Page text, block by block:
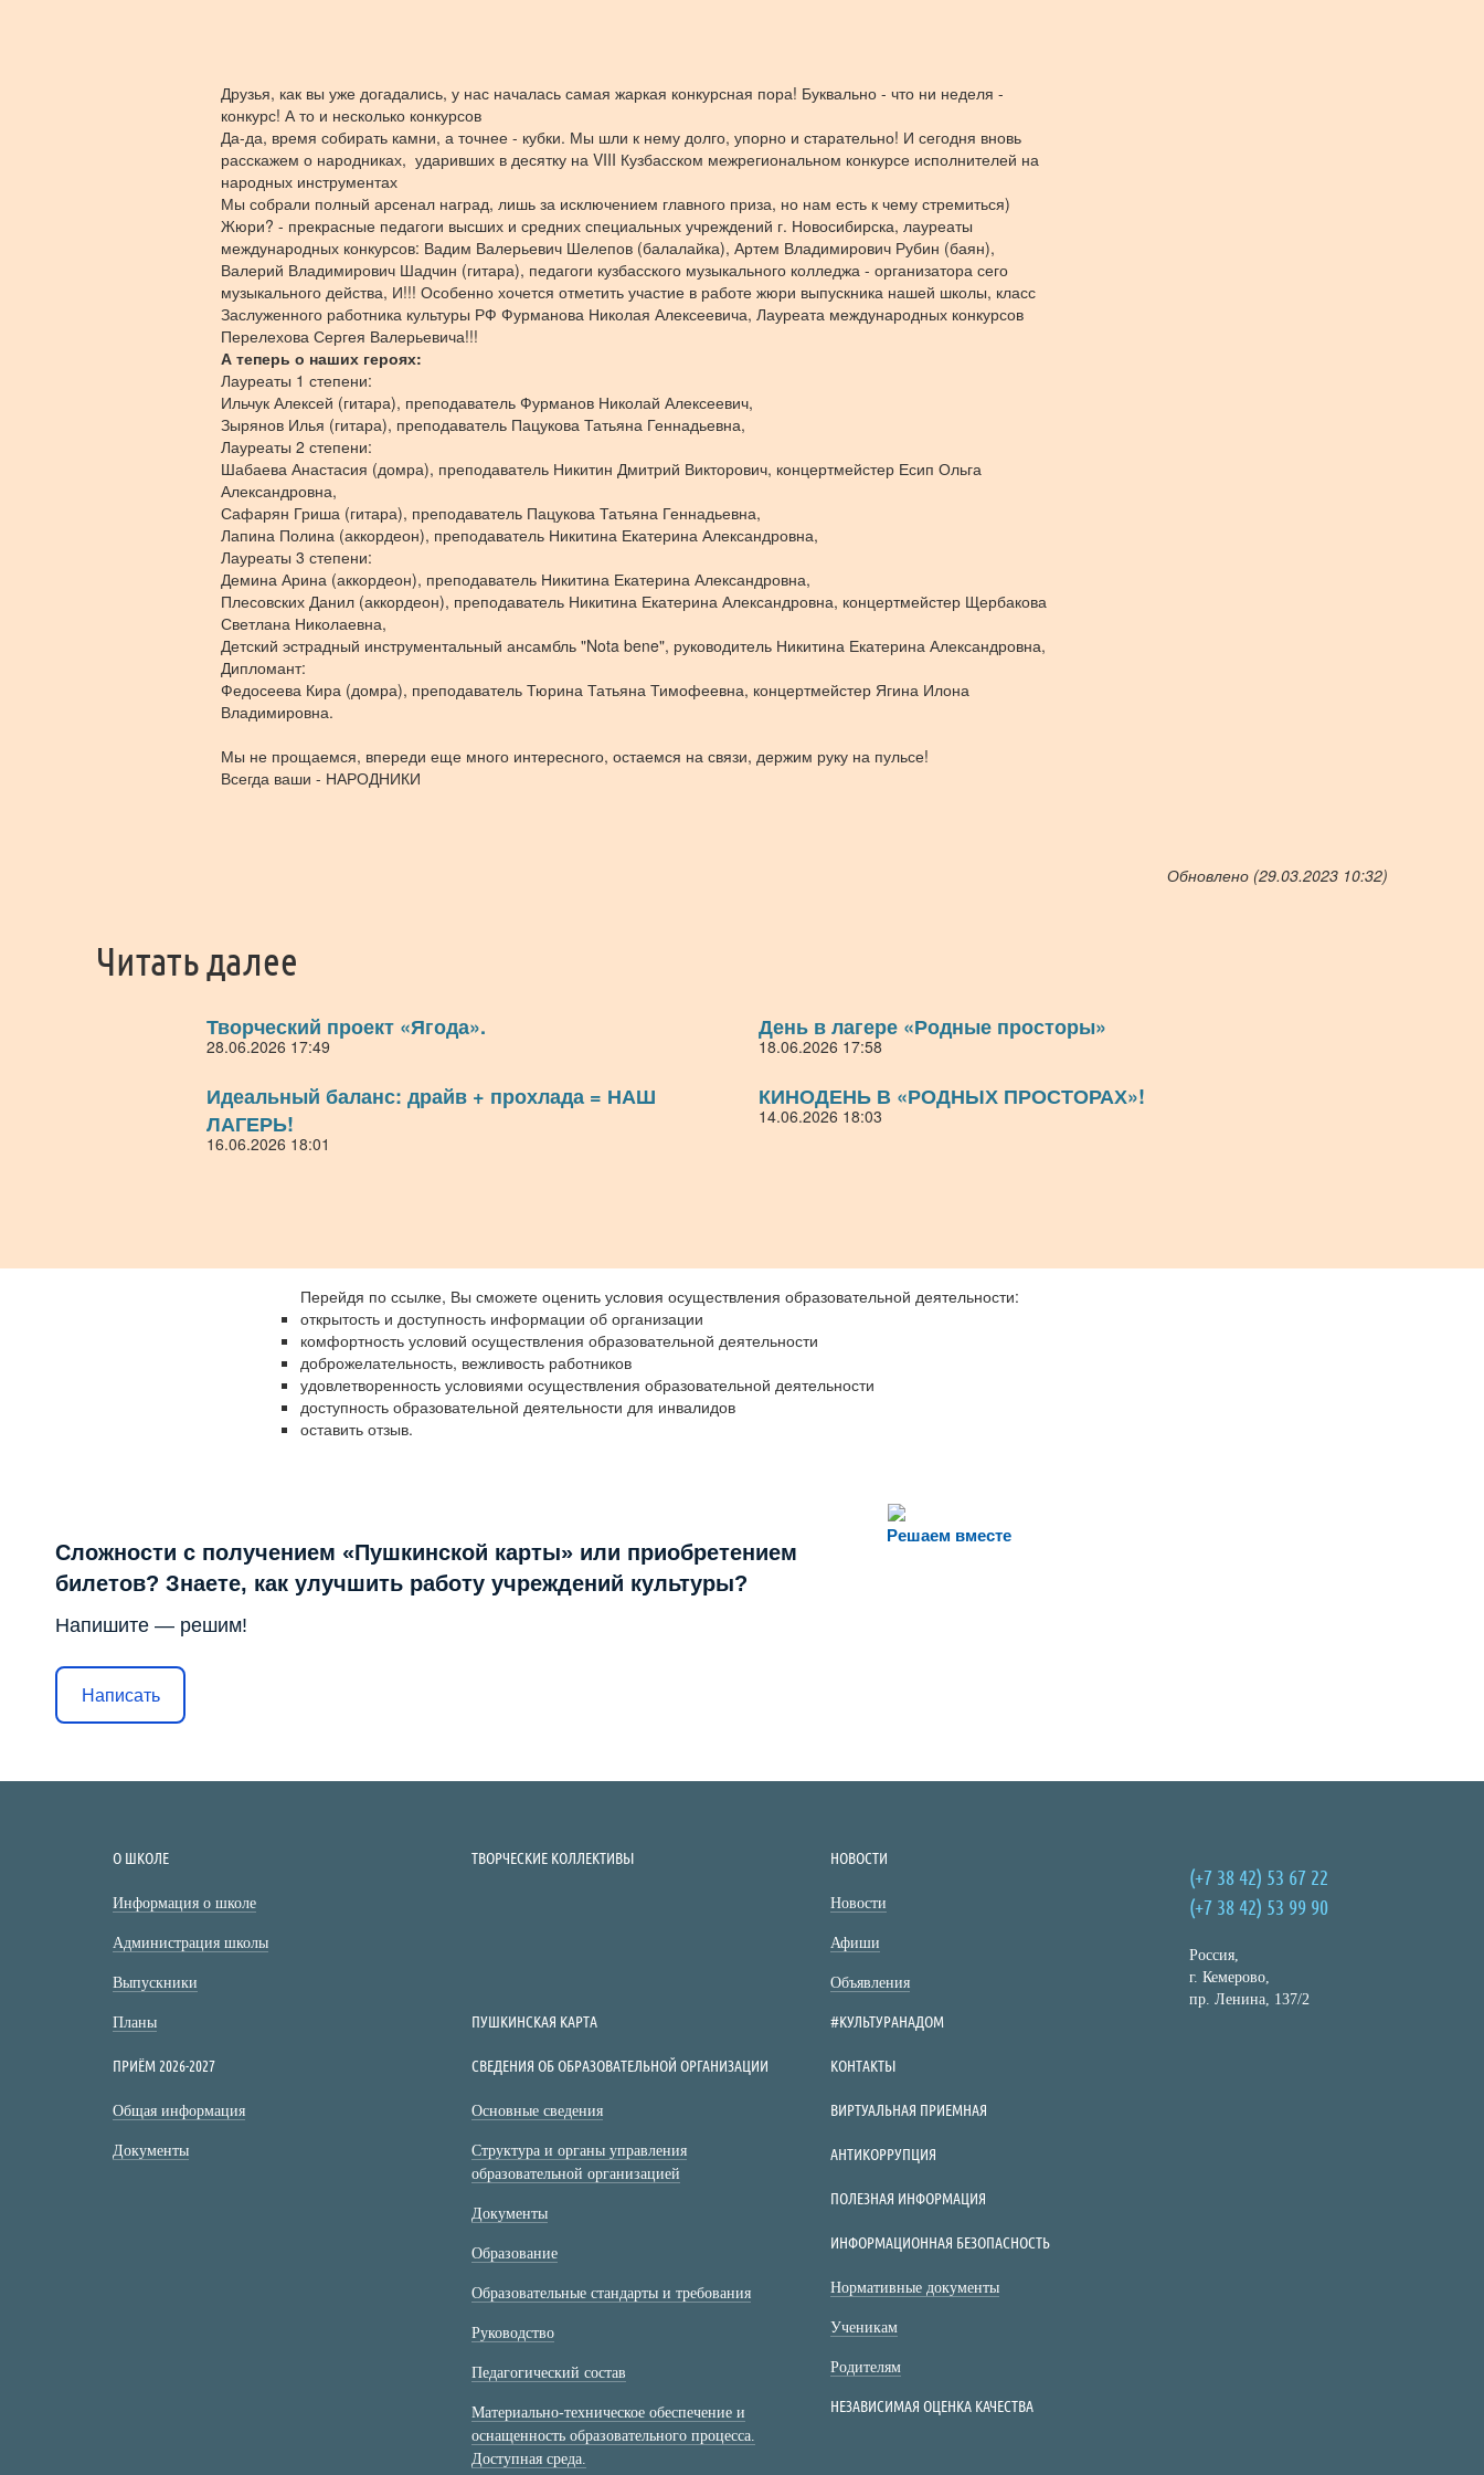
Друзья, как вы уже догадались, у нас началась самая жаркая конкурсная пора! Буквально - что ни неделя -
конкурс! А то и несколько конкурсов
Да-да, время собирать камни, а точнее - кубки. Мы шли к нему долго, упорно и старательно! И сегодня вновь
расскажем о народниках, ударивших в десятку на VIII Кузбасском межрегиональном конкурсе исполнителей на
народных инструментах
Мы собрали полный арсенал наград, лишь за исключением главного приза, но нам есть к чему стремиться)
Жюри? - прекрасные педагоги высших и средних специальных учреждений г. Новосибирска, лауреаты
международных конкурсов: Вадим Валерьевич Шелепов (балалайка), Артем Владимирович Рубин (баян),
Валерий Владимирович Шадчин (гитара), педагоги кузбасского музыкального колледжа - организатора сего
музыкального действа, И!!! Особенно хочется отметить участие в работе жюри выпускника нашей школы, класс
Заслуженного работника культуры РФ Фурманова Николая Алексеевича, Лауреата международных конкурсов
Перелехова Сергея Валерьевича!!!
А теперь о наших героях:
Лауреаты 1 степени:
Ильчук Алексей (гитара), преподаватель Фурманов Николай Алексеевич,
Зырянов Илья (гитара), преподаватель Пацукова Татьяна Геннадьевна,
Лауреаты 2 степени:
Шабаева Анастасия (домра), преподаватель Никитин Дмитрий Викторович, концертмейстер Есип Ольга
Александровна,
Сафарян Гриша (гитара), преподаватель Пацукова Татьяна Геннадьевна,
Лапина Полина (аккордеон), преподаватель Никитина Екатерина Александровна,
Лауреаты 3 степени:
Демина Арина (аккордеон), преподаватель Никитина Екатерина Александровна,
Плесовских Данил (аккордеон), преподаватель Никитина Екатерина Александровна, концертмейстер Щербакова
Светлана Николаевна,
Детский эстрадный инструментальный ансамбль "Nota bene", руководитель Никитина Екатерина Александровна,
Дипломант:
Федосеева Кира (домра), преподаватель Тюрина Татьяна Тимофеевна, концертмейстер Ягина Илона
Владимировна.
Мы не прощаемся, впереди еще много интересного, остаемся на связи, держим руку на пульсе!
Всегда ваши - НАРОДНИКИ
Обновлено (29.03.2023 10:32)
Читать далее
Творческий проект «Ягода».
28.06.2026 17:49
День в лагере «Родные просторы»
18.06.2026 17:58
Идеальный баланс: драйв + прохлада = НАШ
ЛАГЕРЬ!
16.06.2026 18:01
КИНОДЕНЬ В «РОДНЫХ ПРОСТОРАХ»!
14.06.2026 18:03
Перейдя по ссылке, Вы сможете оценить условия осуществления образовательной деятельности:
открытость и доступность информации об организации
комфортность условий осуществления образовательной деятельности
доброжелательность, вежливость работников
удовлетворенность условиями осуществления образовательной деятельности
доступность образовательной деятельности для инвалидов
оставить отзыв.
Решаем вместе
Сложности с получением «Пушкинской карты» или приобретением
билетов? Знаете, как улучшить работу учреждений культуры?
Напишите — решим!
Написать
О ШКОЛЕ
Информация о школе
Администрация школы
Выпускники
Планы
ТВОРЧЕСКИЕ КОЛЛЕКТИВЫ НОВОСТИ
Новости
Афиши
Объявления
ПУШКИНСКАЯ КАРТА #КУЛЬТУРАНАДОМ
ПРИЁМ 2026-2027
Общая информация
Документы
СВЕДЕНИЯ ОБ ОБРАЗОВАТЕЛЬНОЙ ОРГАНИЗАЦИИ
Основные сведения
Структура и органы управления
образовательной организацией
Документы
Образование
Образовательные стандарты и требования
Руководство
Педагогический состав
Материально-техническое обеспечение и
оснащенность образовательного процесса.
Доступная среда.
КОНТАКТЫ
ВИРТУАЛЬНАЯ ПРИЕМНАЯ
АНТИКОРРУПЦИЯ
ПОЛЕЗНАЯ ИНФОРМАЦИЯ
ИНФОРМАЦИОННАЯ БЕЗОПАСНОСТЬ
Нормативные документы
Ученикам
Родителям
НЕЗАВИСИМАЯ ОЦЕНКА КАЧЕСТВА
(+7 38 42) 53 67 22
(+7 38 42) 53 99 90
Россия,
г. Кемерово,
пр. Ленина, 137/2